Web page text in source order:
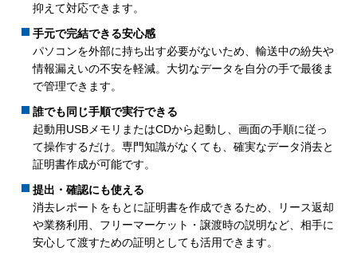
抑えて対応できます。
手元で完結できる安心感
パソコンを外部に持ち出す必要がないため、輸送中の紛失や
情報漏えいの不安を軽減。大切なデータを自分の手で最後ま
で管理できます。
誰でも同じ手順で実行できる
起動用USBメモリまたはCDから起動し、画面の手順に従っ
て操作するだけ。専門知識がなくても、確実なデータ消去と
証明書作成が可能です。
提出・確認にも使える
消去レポートをもとに証明書を作成できるため、リース返却
や業務利用、フリーマーケット・譲渡時の説明など、相手に
安心して渡すための証明としても活用できます。